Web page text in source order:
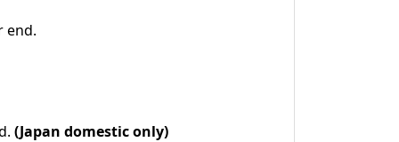
end.
(Japan domestic only)